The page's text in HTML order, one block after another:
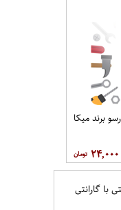
برند میکا
۲۴,۰۰۰
وات صنعتی با گارانتی